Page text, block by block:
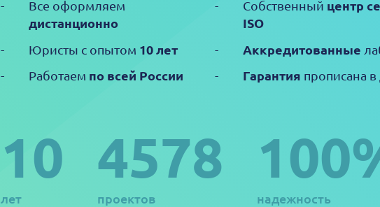
Все оформляем
дистанционно
Юристы с опытом 10 лет
Работаем по всей России
Собственный центр
ISO
Аккредитованные
Гарантия прописана
10
лет
4578
проектов надежность